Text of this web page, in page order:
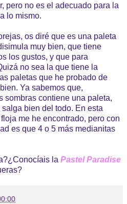
pero no es el adecuado para la
lo mismo.
os diré que es una paleta
muy bien, que tiene
los gustos, y que para
no sea la que tiene la
paletas que he probado de
Ya sabemos que,
sombras contiene una paleta,
bien del todo. En esta
me he encontrado, pero con
es que 4 o 5 más medianitas
la Pastel Paradise